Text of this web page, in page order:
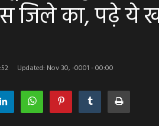
जिले का, पढ़े ये
Updated: Nov 30, -0001 - 00:00